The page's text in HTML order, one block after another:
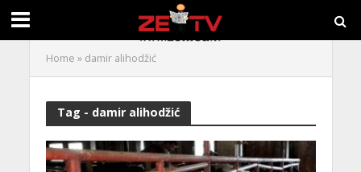
Home » damir alihodžić
Tag - damir alihodžić